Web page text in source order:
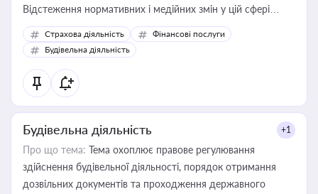
Відстеження нормативних і медійних змін у цій сфері
корисне для власника бізнесу, керівника, юриста або
бухгалтера під час оподаткування, приватизації, оренди
державного майна, корпоративних угод і перевірки
статусу суб'єктів оціночної діяльності
Страхова діяльність
Фінансові послуги
Будівельна діяльність
Будівельна діяльність +1
Про що тема: Тема охоплює правове регулювання
здійснення будівельної діяльності, порядок отримання
дозвільних документів та проходження державного